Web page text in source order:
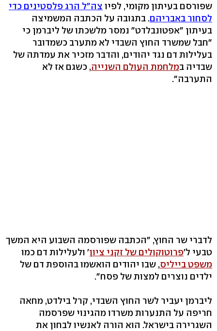
שפורסם בעיתון מקומי, לפיו צה"ל הרג פלסטינים כדי
לסחור באבריהם. בתגובה על הכתבה המשמיצה
בעיתון "אפטונבלדט" נמסר מלשכתו של ליברמן כי
"חבל שמשרד החוץ השבדי לא מתערב כשמדובר
בעלילות דם נגד יהודים, והדבר מזכיר את עמדתה של
שבדיה במלחמת העולם השנייה, כשגם אז לא
התערבה".
לדברי שר החוץ, "הכתבה שפורסמה השבוע היא המשך
טבעי ל'פרוטוקולים של זקני ציון' ולעלילות דם כמו
משפט בייליס, שבו יהודים הואשמו בהוספת דם של
ילדים נוצרים למצות של פסח".
ליברמן יעביר לשר החוץ השבדי, קרל בילדט, מחאה
חריפה על התנערות משרדו מהגינוי שפרסמה
השגרירה בישראל. הוא הורה לאנשיו לבחון את